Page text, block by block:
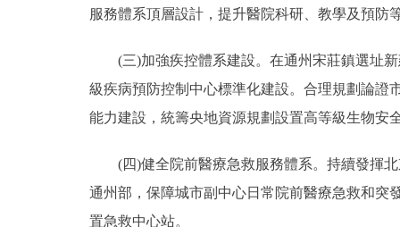
服務體系頂層設計，提升醫院科研、教學及預防
(三)加強疾控體系建設。在通州宋莊鎮選址新
級疾病預防控制中心標準化建設。合理規劃論證
能力建設，統籌央地資源規劃設置高等級生物安
(四)健全院前醫療急救服務體系。持續發揮北
通州部，保障城市副中心日常院前醫療急救和突
置急救中心站。